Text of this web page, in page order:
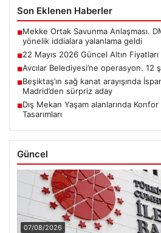
Son Eklenen Haberler
■Mekke Ortak Savunma Anlaşması.
yönelik iddialara yalanlama geldi
■22 Mayıs 2026 Güncel Altın
■Avcılar Belediyesi’ne operasyon. 12
■Beşiktaş’ın sağ kanat arayışında
Madrid’den sürpriz aday
■Dış Mekan Yaşam alanlarında
Tasarımları
Güncel
07/08/2026